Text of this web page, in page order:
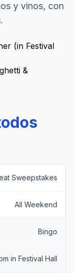
y vinos, con
(in Festival
&
Sweepstakes
All Weekend
Bingo
in Festival Hall